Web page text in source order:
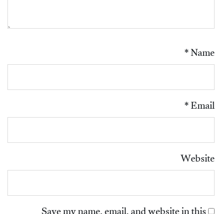
Name
*
Email
*
Website